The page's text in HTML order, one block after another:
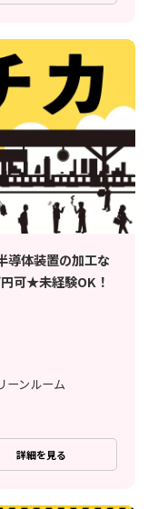
導体装置の加工な
可★未経験OK！
ーンルーム
詳細を見る